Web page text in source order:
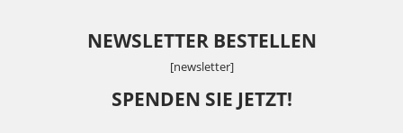
NEWSLETTER BESTELLEN
[newsletter]
SPENDEN SIE JETZT!